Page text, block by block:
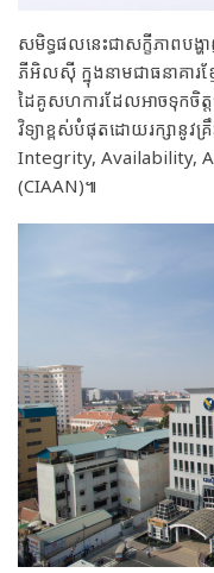
សមិទ្ធផលនេះជាសក្ខីភាពបង្ហ
ភីអិលស៊ី ក្នុងនាមជាធនាគារខ្
ដៃគូសហការដែលអាចទុកចិត្តប
វិទ្យាខ្ពស់បំផុតដោយរក្សានូវ
Integrity, Availability,
(CIAAN)៕